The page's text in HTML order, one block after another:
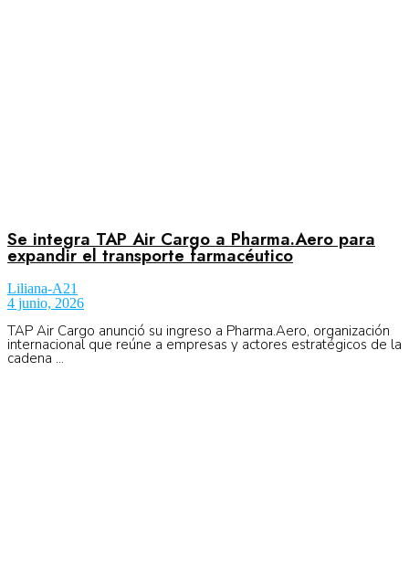
Se integra TAP Air Cargo a Pharma.Aero para
expandir el transporte farmacéutico
Liliana-A21
4 junio, 2026
TAP Air Cargo anunció su ingreso a Pharma.Aero, organización
internacional que reúne a empresas y actores estratégicos de la
cadena ...